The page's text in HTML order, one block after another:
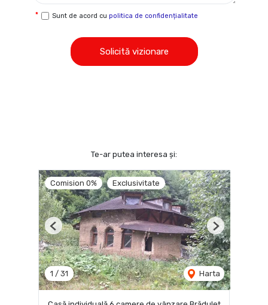
Sunt de acord cu politica de confidențialitate
Solicită vizionare
Te-ar putea interesa și:
Comision 0% Exclusivitate
1 / 31 Harta
Previous Next